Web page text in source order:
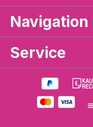
Navigation
Service